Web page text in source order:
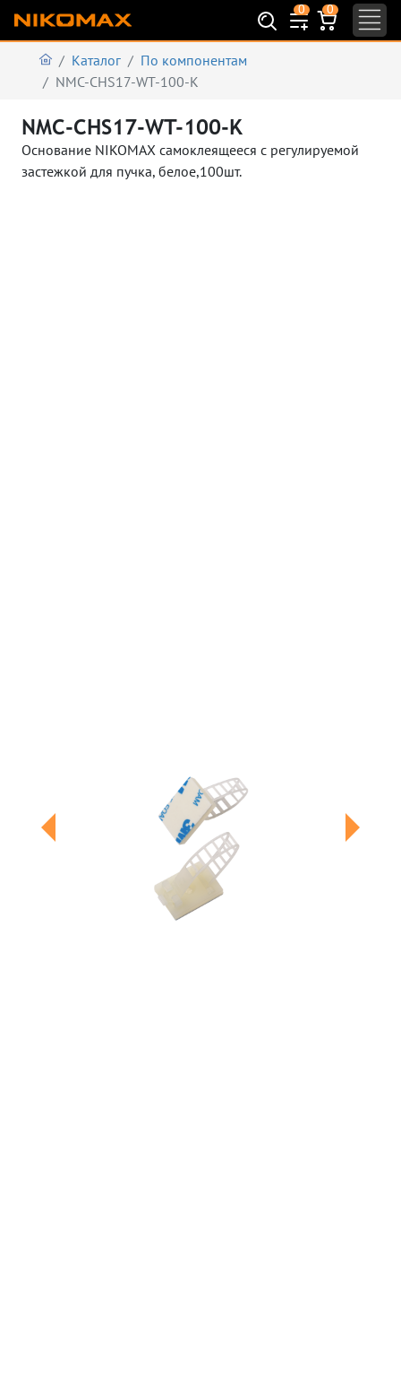
0 0
Каталог
По компонентам
NMC-CHS17-WT-100-K
NMC-CHS17-WT-100-K
Основание NIKOMAX самоклеящееся с регулируемой
застежкой для пучка, белое,100шт.